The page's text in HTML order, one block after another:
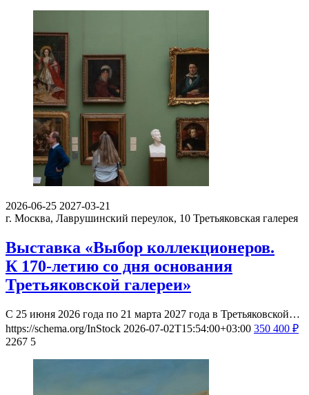
2026-06-25 2027-03-21
г. Москва, Лаврушинский переулок, 10 Третьяковская галерея
Выставка «Выбор коллекционеров.
К 170-летию со дня основания
Третьяковской галереи»
С 25 июня 2026 года по 21 марта 2027 года в Третьяковской…
https://schema.org/InStock 2026-07-02T15:54:00+03:00 350 400 ₽
2267 5